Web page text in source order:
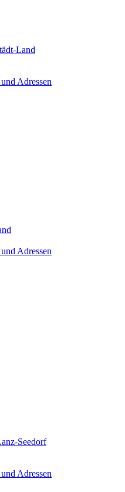
Land
Adressen
Adressen
Seedorf
Adressen